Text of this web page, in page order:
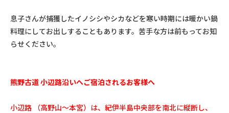
息子さんが捕獲したイノシシやシカなどを寒い時期には暖かい鍋
料理にしてお出しすることもあります。苦手な方は前もってお知
らせください。
熊野古道 小辺路沿いへご宿泊されるお客様へ
小辺路 （高野山～本宮）は、紀伊半島中央部を南北に縦断し、